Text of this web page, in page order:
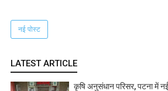
नई पोस्ट
LATEST ARTICLE
कृषि अनुसंधान परिसर, पटना में